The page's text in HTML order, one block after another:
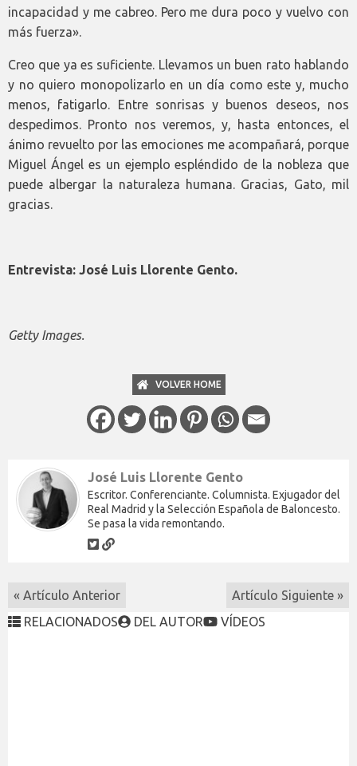
incapacidad y me cabreo. Pero me dura poco y vuelvo con
más fuerza».
Creo que ya es suficiente. Llevamos un buen rato hablando
y no quiero monopolizarlo en un día como este y, mucho
menos, fatigarlo. Entre sonrisas y buenos deseos, nos
despedimos. Pronto nos veremos, y, hasta entonces, el
ánimo revuelto por las emociones me acompañará, porque
Miguel Ángel es un ejemplo espléndido de la nobleza que
puede albergar la naturaleza humana. Gracias, Gato, mil
gracias.
Entrevista: José Luis Llorente Gento.
Getty Images.
VOLVER HOME
José Luis Llorente Gento
Escritor. Conferenciante. Columnista. Exjugador del
Real Madrid y la Selección Española de Baloncesto.
Se pasa la vida remontando.
« Artículo Anterior
Artículo Siguiente »
RELACIONADOS
DEL AUTOR VÍDEOS